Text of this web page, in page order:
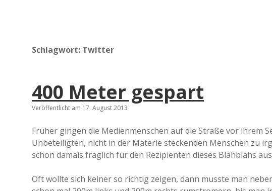
Schlagwort: Twitter
400 Meter gespart
Veröffentlicht am 17. August 2013
Früher gingen die Medienmenschen auf die Straße vor ihrem
Unbeteiligten, nicht in der Materie steckenden Menschen zu
schon damals fraglich für den Rezipienten dieses Blähblähs
Oft wollte sich keiner so richtig zeigen, dann musste man